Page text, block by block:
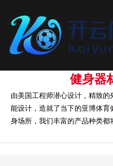
健身器
由美国工程师潜心设计，精致
能设计，造就了当下的亚博体
身场所，我们丰富的产品种类都